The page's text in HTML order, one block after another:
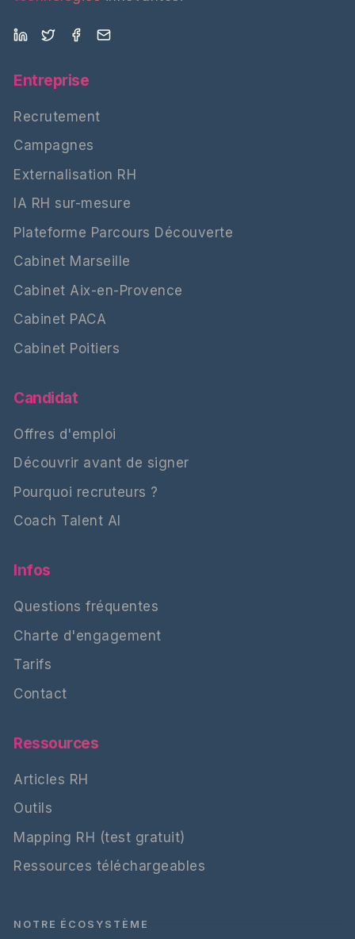
Entreprise
Recrutement
Campagnes
Externalisation RH
IA RH sur-mesure
Plateforme Parcours Découverte
Cabinet Marseille
Cabinet Aix-en-Provence
Cabinet PACA
Cabinet Poitiers
Candidat
Offres d'emploi
Découvrir avant de signer
Pourquoi recruteurs ?
Coach Talent AI
Infos
Questions fréquentes
Charte d'engagement
Tarifs
Contact
Ressources
Articles RH
Outils
Mapping RH (test gratuit)
Ressources téléchargeables
NOTRE ÉCOSYSTÈME